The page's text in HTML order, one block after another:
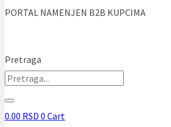
PORTAL NAMENJEN B2B KUPCIMA
Pretraga
0.00 RSD 0 Cart